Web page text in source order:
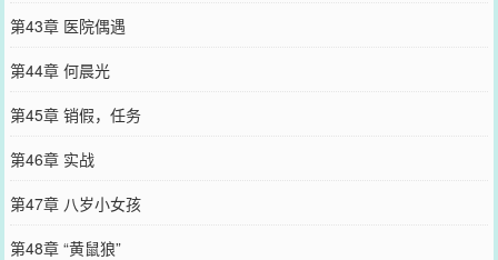
第43章 医院偶遇
第44章 何晨光
第45章 销假，任务
第46章 实战
第47章 八岁小女孩
第48章 “黄鼠狼”